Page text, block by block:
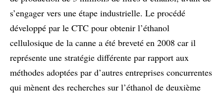
s’engager vers une étape industrielle. Le procédé
développé par le CTC pour obtenir l’éthanol
cellulosique de la canne a été breveté en 2008 car il
représente une stratégie différente par rapport aux
méthodes adoptées par d’autres entreprises concurrentes
qui mènent des recherches sur l’éthanol de deuxième